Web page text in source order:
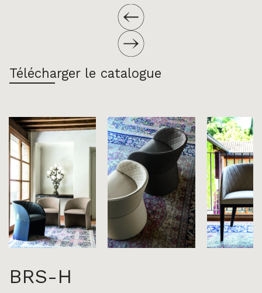
Télécharger le catalogue
BRS-H